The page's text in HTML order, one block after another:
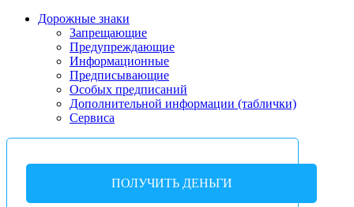
Дорожные знаки
Запрещающие
Предупреждающие
Информационные
Предписывающие
Особых предписаний
Дополнительной информации (таблички)
Сервиса
ПОЛУЧИТЬ ДЕНЬГИ